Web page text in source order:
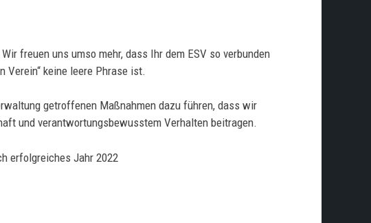
freuen uns umso mehr, dass Ihr dem ESV so verbunden
Verein“ keine leere Phrase ist.
getroffenen Maßnahmen dazu führen, dass wir
und verantwortungsbewusstem Verhalten beitragen.
erfolgreiches Jahr 2022